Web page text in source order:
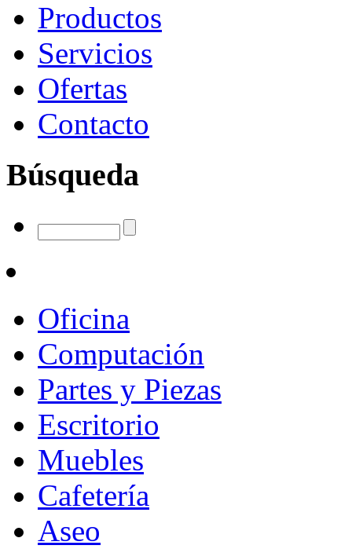
Productos
Servicios
Ofertas
Contacto
Búsqueda
Oficina
Computación
Partes y Piezas
Escritorio
Muebles
Cafetería
Aseo